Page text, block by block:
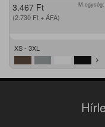
3.467 Ft
(2.730 Ft + ÁFA)
M.egység:
XS - 3XL